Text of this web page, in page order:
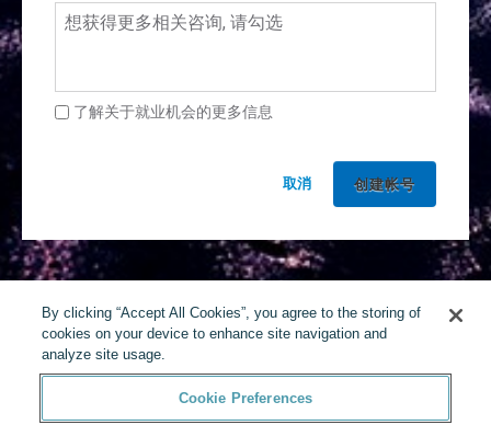
想获得更多相关咨询, 请勾选
了解关于就业机会的更多信息
取消
By clicking “Accept All Cookies”, you agree to the storing of
cookies on your device to enhance site navigation and
analyze site usage.
Cookie Preferences